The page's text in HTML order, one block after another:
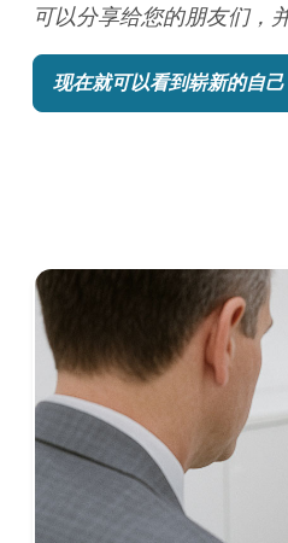
可以分享给您的朋友们，
现在就可以看到崭新的自己